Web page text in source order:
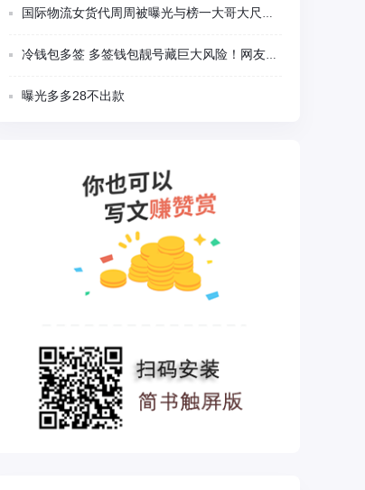
国际物流女货代周周被曝光与榜一大哥大尺度视频聊天
冷钱包多签 多签钱包靓号藏巨大风险！网友千U刚转入瞬间被盗 卖家留后门精准蹲守
曝光多多28不出款